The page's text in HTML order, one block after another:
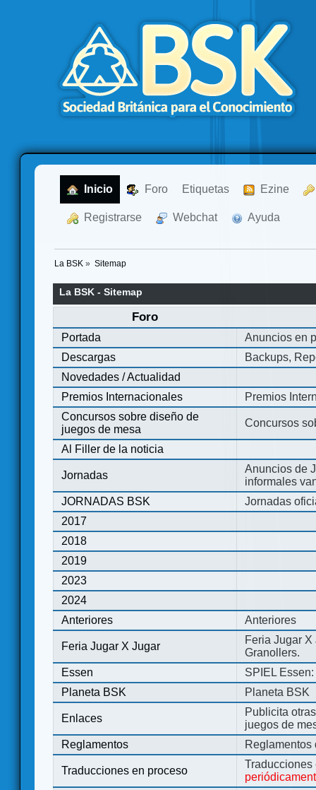
Inicio Foro Etiquetas Ezine
Registrarse Webchat Ayuda
La BSK » Sitemap
La BSK - Sitemap
Foro
Portada
Anuncios en
Descargas
Backups,
Novedades / Actualidad
Premios Internacionales
Premios
Concursos sobre diseño de
juegos de mesa
Concursos
Al Filler de la noticia
Jornadas
Anuncios de
informales
JORNADAS BSK
Jornadas
2017
2018
2019
2023
2024
Anteriores
Anteriores
Feria Jugar X Jugar
Feria Jugar
Granollers.
Essen
SPIEL
Planeta BSK
Planeta BSK
Enlaces
Publicita
juegos de
Reglamentos
Reglamentos
Traducciones en proceso